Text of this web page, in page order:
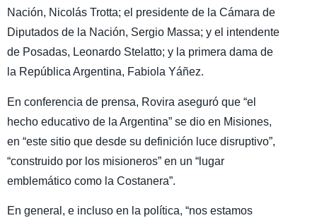
Nación, Nicolás Trotta; el presidente de la Cámara de
Diputados de la Nación, Sergio Massa; y el intendente
de Posadas, Leonardo Stelatto; y la primera dama de
la República Argentina, Fabiola Yáñez.
En conferencia de prensa, Rovira aseguró que “el
hecho educativo de la Argentina” se dio en Misiones,
en “este sitio que desde su definición luce disruptivo”,
“construido por los misioneros” en un “lugar
emblemático como la Costanera”.
En general, e incluso en la política, “nos estamos